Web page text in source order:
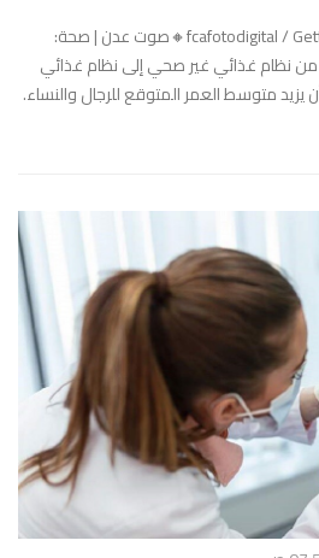
🔸صورة تعبيرية / fcafotodigital / Gettyimages.ru🔸صوت عدن | صحة:
من نظام غذائي غير صحي إلى نظام غذائي
متوسط العمر المتوقع للرجال والنساء.